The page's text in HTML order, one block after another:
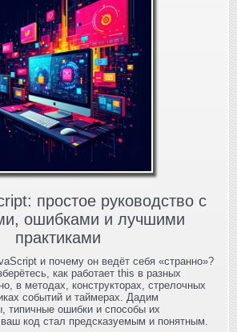
простое руководство с
ошибками и лучшими
практиками
и почему он ведёт себя «странно»?
как работает this в разных
в методах, конструкторах, стрелочных
событий и таймерах. Дадим
типичные ошибки и способы их
код стал предсказуемым и понятным.